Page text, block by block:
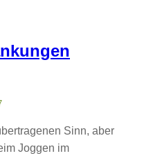
Sinn, aber
Joggen im